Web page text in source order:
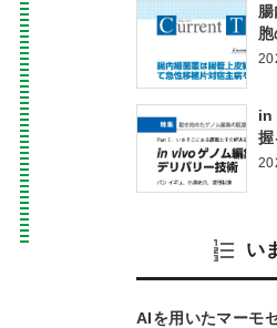
急
in
握
い
AIを用いたマーモ